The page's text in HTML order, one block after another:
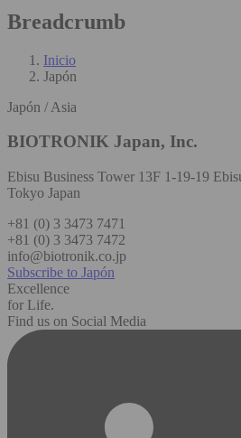
Breadcrumb
Inicio
Japón
Japón / Asia
BIOTRONIK Japan, Inc.
Ebisu Business Tower 13F 1-19-19
Tokyo Japan
+81 (0) 3 3473 7471
+81 (0) 3 3473 7472
info@biotronik.co.jp
Subscribe to Japón
Excellence
for Life.
Find us on Social Media